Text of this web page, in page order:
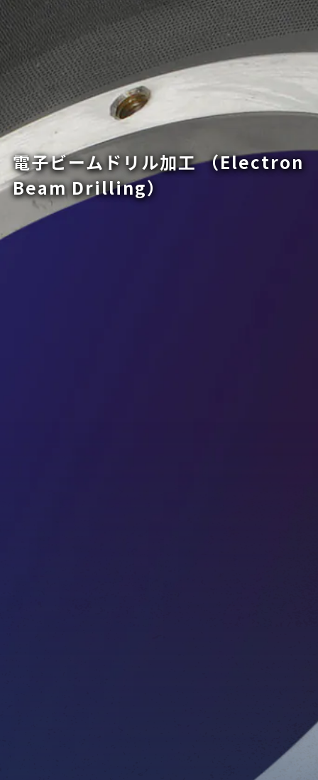
電子ビームドリル加工 （Electron
Beam Drilling）